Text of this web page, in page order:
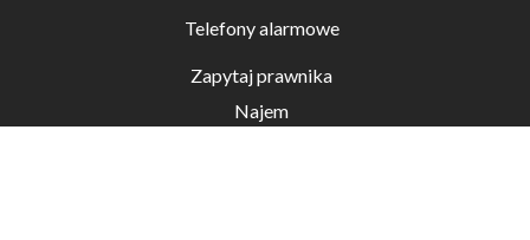
Telefony alarmowe
Zapytaj prawnika
Najem